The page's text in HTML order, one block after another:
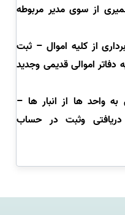
از سوی مدیر مربوطه
از کلیه اموال – ثبت
دفاتر اموالی قدیمی وجدید
به واحد ها از انبار ها –
دریافتی وثبت در حساب